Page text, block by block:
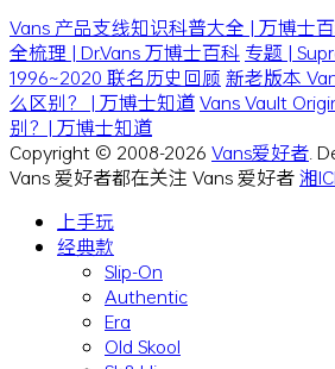
Vans 产品支线知识科普大全 | 万博士
全梳理 | Dr.Vans 万博士百科 专题 |
1996~2020 联名历史回顾 新老版本
么区别？ | 万博士知道Vans Vault
别？| 万博士知道
Copyright © 2008-2026 Vans爱好者 .
Vans 爱好者都在关注 Vans 爱好者湘
上手玩
经典款
Slip-On
Authentic
Era
Old Skool